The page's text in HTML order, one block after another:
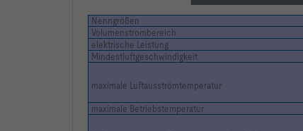
160			Nenngröße: 160
Nenngrößen
Volumenstrombereich
elektrische Leistung
Mindestluftgeschwindigkeit
maximale Luftausströmtemperatur
maximale Betriebstemperatur